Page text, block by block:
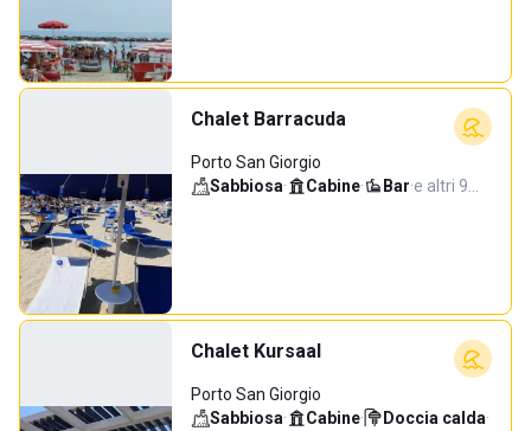
Chalet Barracuda
Porto San Giorgio
Sabbiosa· Cabine· Bar·e altri 9…
Chalet Kursaal
Porto San Giorgio
Sabbiosa· Cabine· Doccia calda·